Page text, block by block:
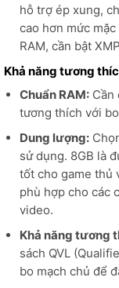
hỗ trợ ép xung,
cao hơn mức
RAM, cần bật
Khả năng tương
Chuẩn RAM:Cần
tương thích với
Dung lượng:
sử dụng. 8GB là
tốt cho game thủ
phù hợp cho các
video.
Khả năng tương
sách QVL
bo mạch chủ để